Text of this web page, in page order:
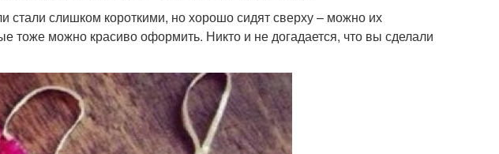
стали слишком короткими, но хорошо сидят сверху – можно их
тоже можно красиво оформить. Никто и не догадается, что вы сделали